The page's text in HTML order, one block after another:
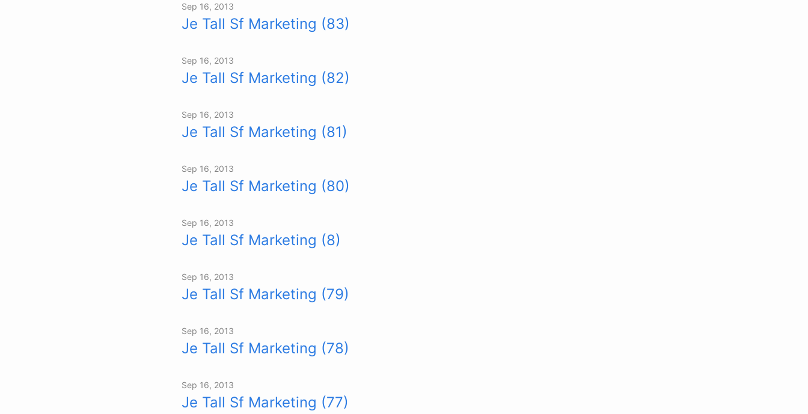
Sep 16, 2013
Je Tall Sf Marketing (83)
Sep 16, 2013
Je Tall Sf Marketing (82)
Sep 16, 2013
Je Tall Sf Marketing (81)
Sep 16, 2013
Je Tall Sf Marketing (80)
Sep 16, 2013
Je Tall Sf Marketing (8)
Sep 16, 2013
Je Tall Sf Marketing (79)
Sep 16, 2013
Je Tall Sf Marketing (78)
Sep 16, 2013
Je Tall Sf Marketing (77)